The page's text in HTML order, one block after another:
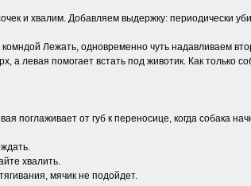
и хвалим. Добавляем выдержку: периодически
Лежать, одновременно чуть надавливаем
а левая помогает встать под животик. Как только
от губ к переносице, когда собака
хвалить.
мячик не подойдет.